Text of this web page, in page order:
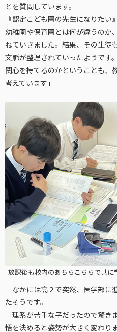
とを質問しています。
『認定こども園の先生になりたい
幼稚園や保育園とは何が違うのか
ねていきました。結果、その生徒
文脈が整理されていったようです
関心を持てるのかということも、
考えています」
放課後も校内のあちらこちらで共
なかには高２で突然、医学部に
たそうです。
「理系が苦手な子だったので驚
悟を決めると姿勢が大きく変わり